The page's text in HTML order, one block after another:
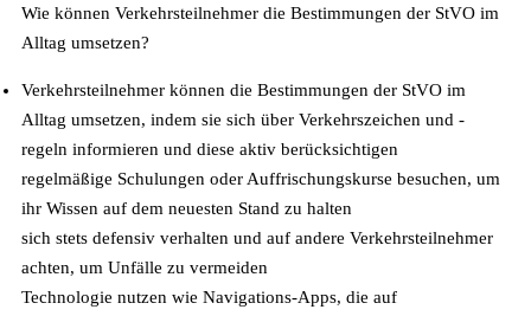
Wie können Verkehrsteilnehmer die Bestimmungen der StVO im
Alltag umsetzen?
Verkehrsteilnehmer können die Bestimmungen der StVO im
Alltag umsetzen, indem sie sich über Verkehrszeichen und -
regeln informieren und diese aktiv berücksichtigen
regelmäßige Schulungen oder Auffrischungskurse besuchen, um
ihr Wissen auf dem neuesten Stand zu halten
sich stets defensiv verhalten und auf andere Verkehrsteilnehmer
achten, um Unfälle zu vermeiden
Technologie nutzen wie Navigations-Apps, die auf